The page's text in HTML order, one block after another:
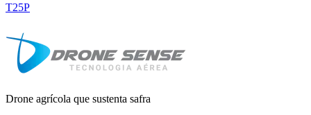
T25P
Drone agrícola que sustenta safra